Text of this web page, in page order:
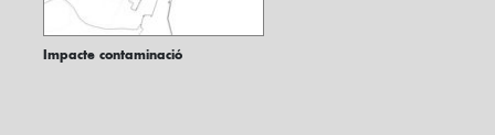
Impacte contaminació